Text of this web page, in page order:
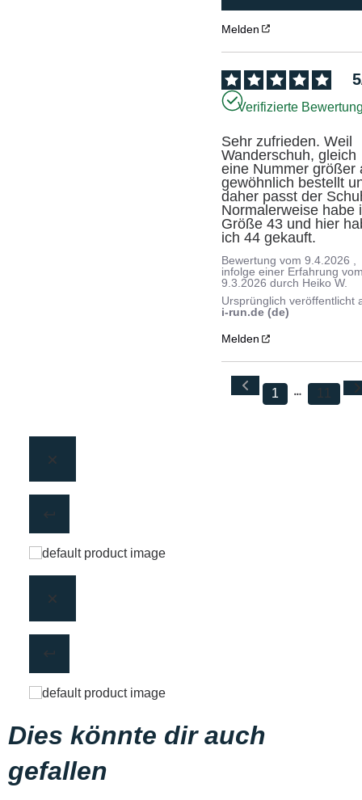
Melden
5
Verifizierte
Sehr zufrieden. Weil
Wanderschuh, gleich
eine Nummer größer
gewöhnlich bestellt
daher passt der
Normalerweise habe
Größe 43 und hier
ich 44 gekauft.
Bewertung vom9.4.2026
infolge einer Erfahrung
9.3.2026 durch Heiko W.
Ursprünglich veröffentlicht
i-run.de (de)
Melden
1 11
Dies könnte dir auch
gefallen